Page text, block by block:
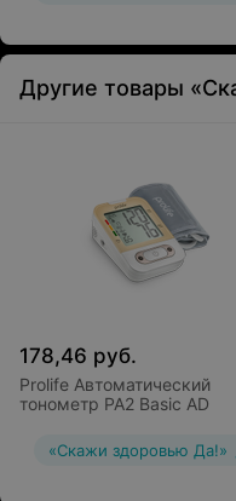
Другие товары
178,46 руб.
Prolife Автоматический
тонометр PA2 Basic AD
«Скажи здоровью Да!»